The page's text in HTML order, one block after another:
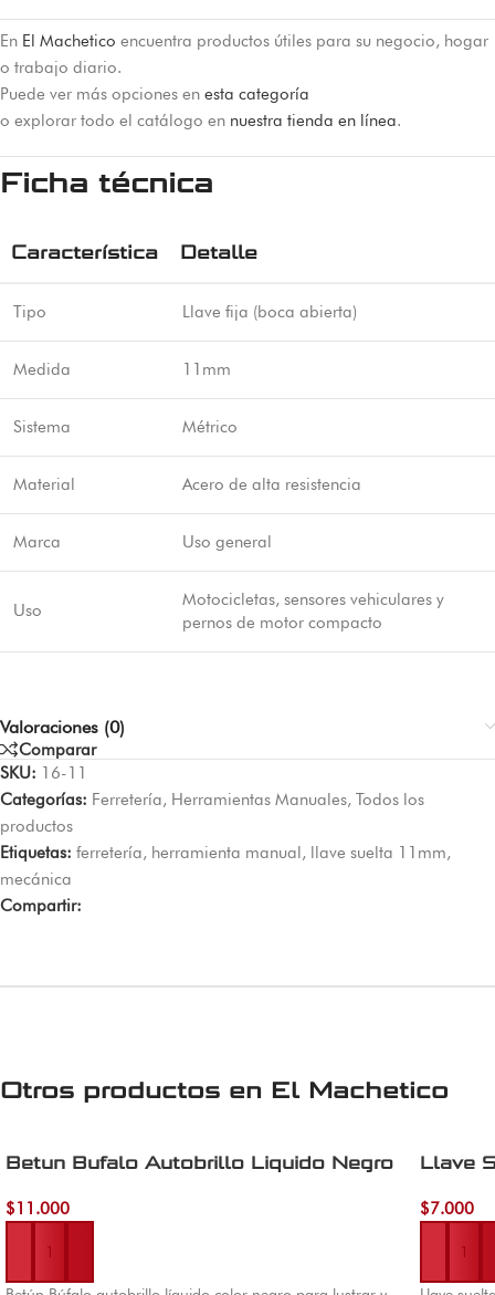
En El Machetico encuentra productos útiles para su negocio, hogar
o trabajo diario.
Puede ver más opciones en esta categoría
o explorar todo el catálogo en nuestra tienda en línea.
Ficha técnica
Característica Detalle
Tipo Llave fija (boca abierta)
Medida 11mm
Sistema Métrico
Material Acero de alta resistencia
Marca Uso general
Uso
Motocicletas, sensores vehiculares y
pernos de motor compacto
Valoraciones (0)
Comparar
SKU: 16-11
Categorías: Ferretería, Herramientas Manuales, Todos los
productos
Etiquetas: ferretería, herramienta manual, llave suelta 11mm,
mecánica
Compartir:
Otros productos en El Machetico
Betun Bufalo Autobrillo Liquido Negro
$11.000
Añadir al carrito
Llave
$7.000
Añadir al